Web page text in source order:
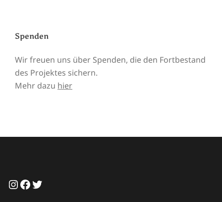
Spenden
Wir freuen uns über Spenden, die den Fortbestand
des Projektes sichern.
Mehr dazu hier
Instagram
Facebook
Twitter